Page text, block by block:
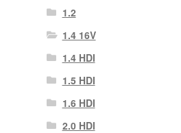
1.2
1.4 16V
1.4 HDI
1.5 HDI
1.6 HDI
2.0 HDI